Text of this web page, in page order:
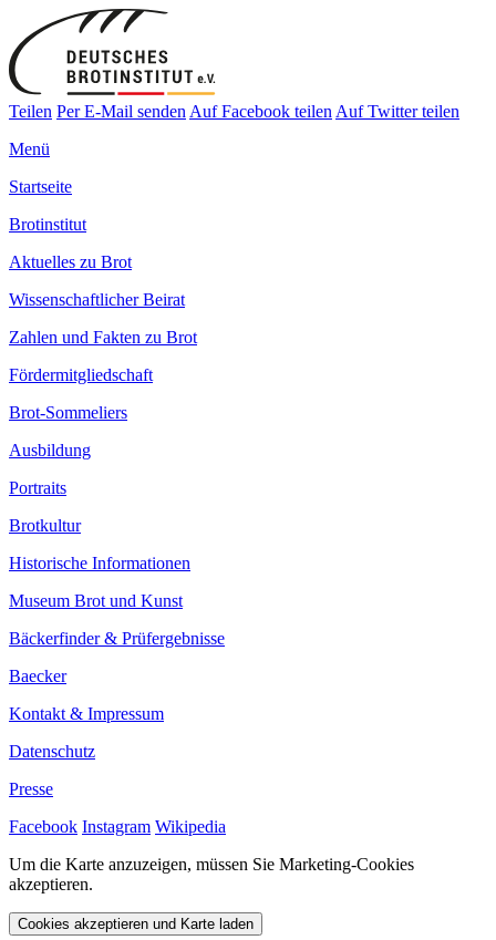
Teilen Per E-Mail senden Auf Facebook teilen Auf Twitter teilen
Menü
Startseite
Brotinstitut
Aktuelles zu Brot
Wissenschaftlicher Beirat
Zahlen und Fakten zu Brot
Fördermitgliedschaft
Brot-Sommeliers
Ausbildung
Portraits
Brotkultur
Historische Informationen
Museum Brot und Kunst
Bäckerfinder & Prüfergebnisse
Baecker
Kontakt & Impressum
Datenschutz
Presse
Facebook Instagram Wikipedia
Um die Karte anzuzeigen, müssen Sie Marketing-Cookies
akzeptieren.
Cookies akzeptieren und Karte laden